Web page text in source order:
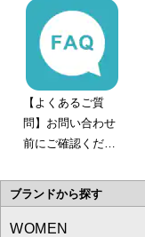
【よくあるご質
問】お問い合わせ
前にご確認くださ
ブランドから探す
WOMEN